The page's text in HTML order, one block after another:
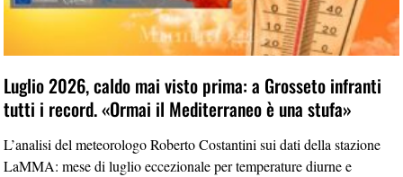
Luglio 2026, caldo mai visto prima: a Grosseto infranti
tutti i record. «Ormai il Mediterraneo è una stufa»
L’analisi del meteorologo Roberto Costantini sui dati della stazione
LaMMA: mese di luglio eccezionale per temperature diurne e